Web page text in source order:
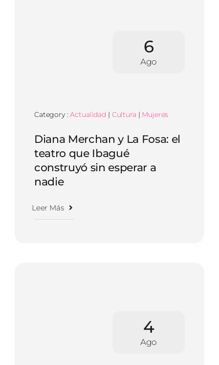
6
Ago
Category :Actualidad | Cultura | Mujeres
Diana Merchan y La Fosa: el
teatro que Ibagué
construyó sin esperar a
nadie
Leer Más
4
Ago